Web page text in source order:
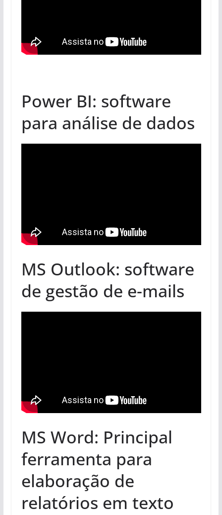
Power BI: software
para análise de dados
MS Outlook: software
de gestão de e-mails
MS Word: Principal
ferramenta para
elaboração de
relatórios em texto